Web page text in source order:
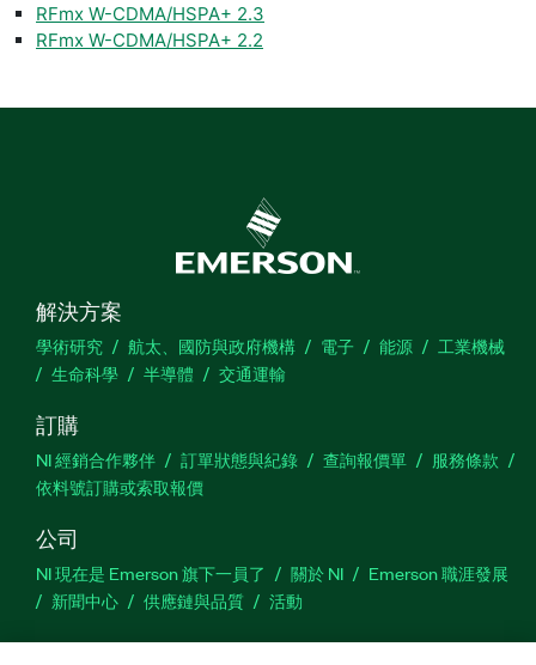
RFmx W-CDMA/HSPA+ 2.3
RFmx W-CDMA/HSPA+ 2.2
解決方案
學術研究 航太、國防與政府機構 電子 能源
工業機械
生命科學
半導體 交通運輸
訂購
NI 經銷合作夥伴 訂單狀態與紀錄 查詢報價單
服務條款
依料號訂購或索取報價
公司
NI 現在是 Emerson 旗下一員了 關於 NI
Emerson 職涯發展
新聞中心
供應鏈與品質 活動
支援